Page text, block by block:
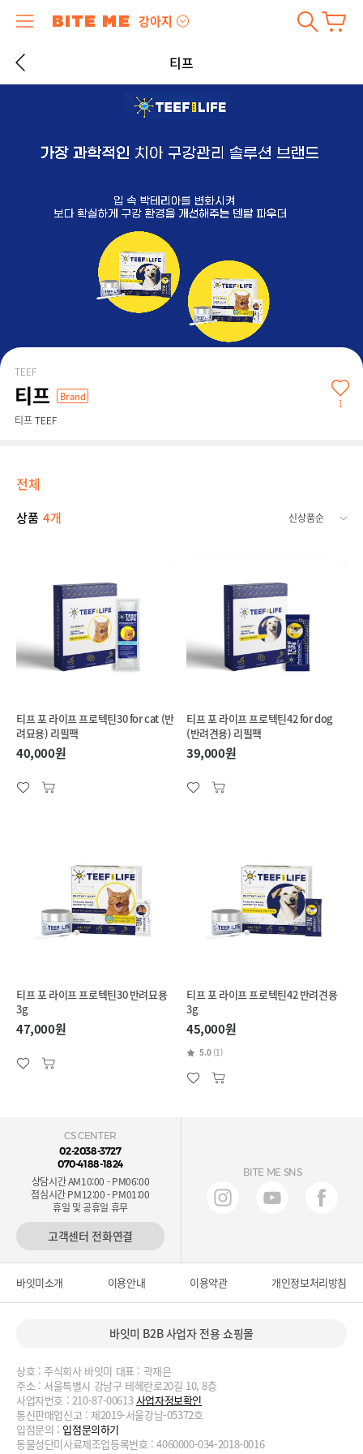
강아지
티프
TEEF
티프 Brand
1
티프 TEEF
전체
상품 4개
티프 포 라이프 프로텍틴30 for cat (반
려묘용) 리필팩
40,000원
티프 포 라이프 프로텍틴42 for dog
(반려견용) 리필팩
39,000원
티프 포 라이프 프로텍틴30 반려묘용
3g
47,000원
티프 포 라이프 프로텍틴42 반려견용
3g
45,000원
5.0 (1)
CS CENTER
02-2038-3727
070-4188-1824
상담시간 AM10:00 - PM06:00
점심시간 PM12:00 - PM01:00
휴일 및 공휴일 휴무
고객센터 전화연결
BITE ME SNS
바잇미소개 이용안내 이용약관 개인정보처리방침
바잇미 B2B 사업자 전용 쇼핑몰
상호 : 주식회사 바잇미 대표 : 곽재은
주소 : 서울특별시 강남구 테헤란로20길 10, 8층
사업자번호 : 210-87-00613사업자정보확인
통신판매업신고 : 제2019-서울강남-05372호
입점문의 : 입점문의하기
동물성단미사료제조업등록번호 : 4060000-034-2018-0016